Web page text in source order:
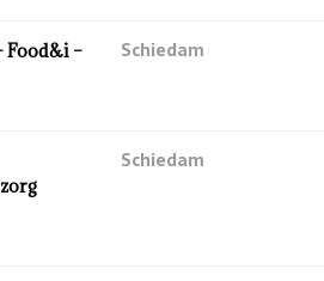
Food&i – Schiedam
Schiedam